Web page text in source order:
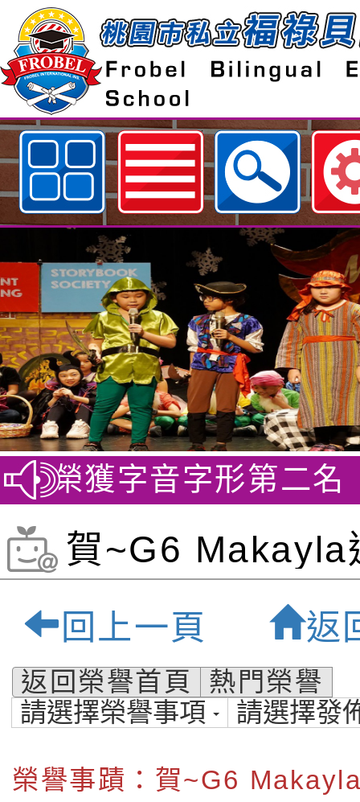
歡迎參觀：桃園市私立福祿貝爾雙
獲字音字形第二名 賀~
賀~G6 Makayla
坦巴哈鋼琴第十
定:桃園市私立
雙語小學-桃園
語小學
回上一頁 返
返回榮譽首頁
熱門榮譽
請選擇榮譽事項
請選擇發
榮譽事蹟：賀~G6